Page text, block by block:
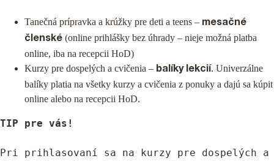
Tanečná prípravka a krúžky pre deti a teens – mesačné
členské (online prihlášky bez úhrady – nieje možná platba
online, iba na recepcii HoD)
Kurzy pre dospelých a cvičenia – balíky lekcií. Univerzálne
balíky platia na všetky kurzy a cvičenia z ponuky a dajú sa kúpit
online alebo na recepcii HoD.
TIP pre vás!
Pri prihlasovaní sa na kurzy pre dospelých a